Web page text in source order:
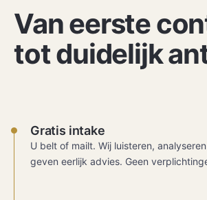
Van eerste
tot duidelijk
Gratis intake
U belt of mailt. Wij luisteren,
geven eerlijk advies. Geen